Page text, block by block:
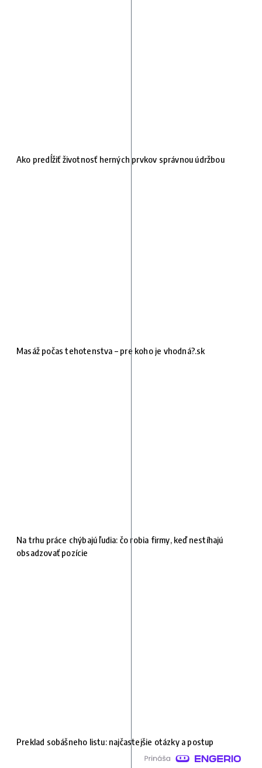
Ako predĺžiť životnosť herných prvkov správnou údržbou
Masáž počas tehotenstva – pre koho je vhodná?.sk
Na trhu práce chýbajú ľudia: čo robia firmy, keď nestíhajú
obsadzovať pozície
Preklad sobášneho listu: najčastejšie otázky a postup